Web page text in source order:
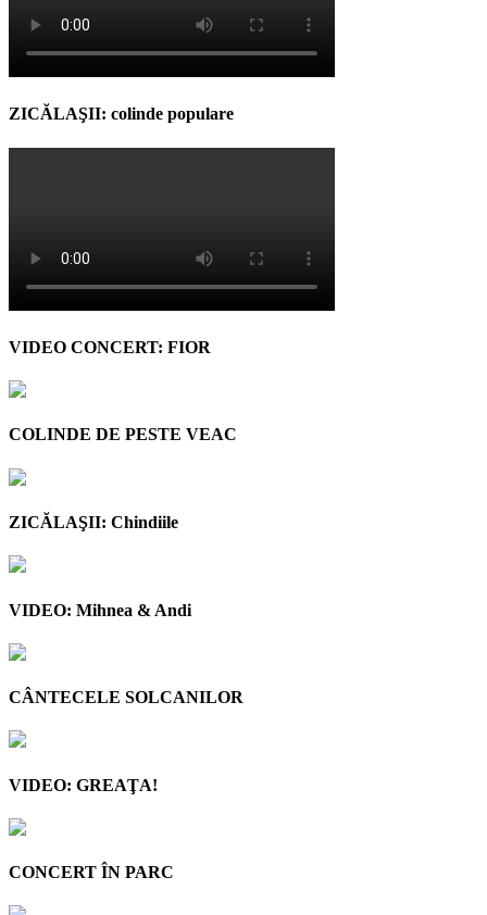
ZICĂLAŞII: colinde populare
VIDEO CONCERT: FIOR
COLINDE DE PESTE VEAC
ZICĂLAŞII: Chindiile
VIDEO: Mihnea & Andi
CÂNTECELE SOLCANILOR
VIDEO: GREAŢA!
CONCERT ÎN PARC